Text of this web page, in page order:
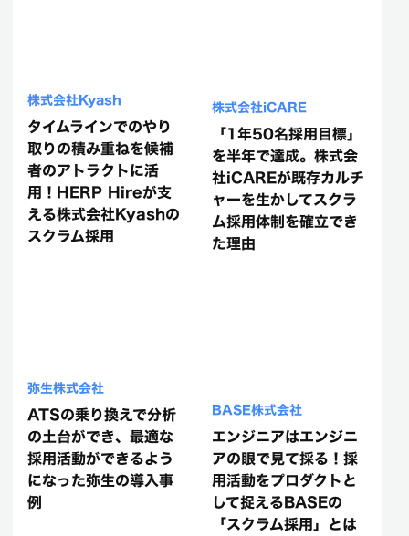
株式会社Kyash
タイムラインでのやり
取りの積み重ねを候補
者のアトラクトに活
用！HERP Hireが支
える株式会社Kyashの
スクラム採用
株式会社iCARE
「1年50名採用目標」
を半年で達成。株式会
社iCAREが既存カルチ
ャーを生かしてスクラ
ム採用体制を確立でき
た理由
弥生株式会社
ATSの乗り換えで分析
の土台ができ、最適な
採用活動ができるよう
になった弥生の導入事
例
BASE株式会社
エンジニアはエンジニ
アの眼で見て採る！採
用活動をプロダクトと
して捉えるBASEの
「スクラム採用」とは